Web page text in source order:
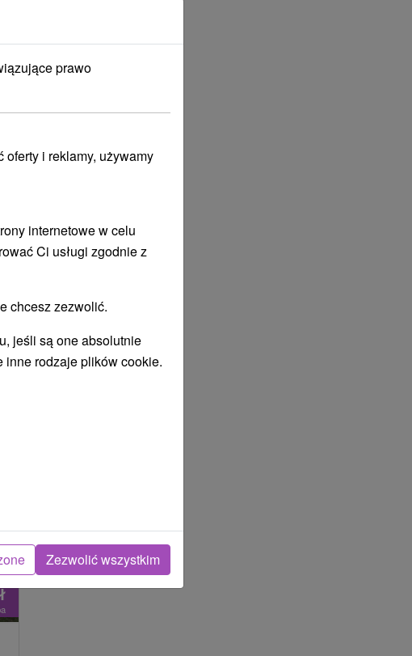
prawo
i reklamy, używamy
internetowe w celu
Ci usługi zgodnie z
chcesz zezwolić.
jeśli są one absolutnie
inne rodzaje plików cookie.
Zezwolić wszystkim